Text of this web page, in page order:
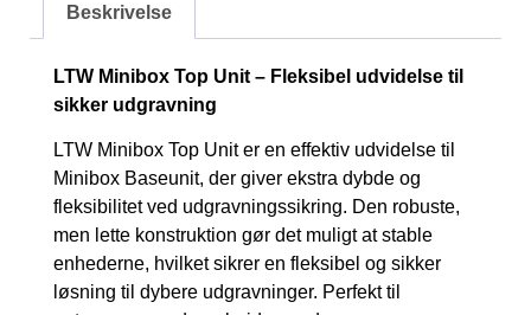
Beskrivelse
LTW Minibox Top Unit – Fleksibel udvidelse til
sikker udgravning
LTW Minibox Top Unit er en effektiv udvidelse til
Minibox Baseunit, der giver ekstra dybde og
fleksibilitet ved udgravningssikring. Den robuste,
men lette konstruktion gør det muligt at stable
enhederne, hvilket sikrer en fleksibel og sikker
løsning til dybere udgravninger. Perfekt til